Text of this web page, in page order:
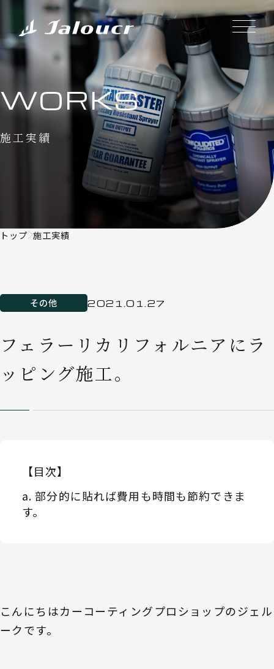
WORKS
施工実績
トップ 施工実績
その他 2021.01.27
フェラーリカリフォルニアにラ
ッピング施工。
【目次】
部分的に貼れば費用も時間も節約できま
す。
こんにちはカーコーティングプロショップのジェル
ークです。